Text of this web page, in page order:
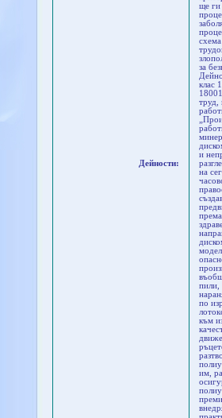
Дейности:
ще ги
за
клас
труд,
и
на
пили,
по
към
им,